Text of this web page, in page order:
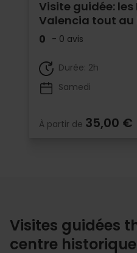
Visite guidée: les
Valencia tout au
0 - 0 avis
Durée: 2h
Samedi
À partir de 35,00 €
Visites guidées
centre historique